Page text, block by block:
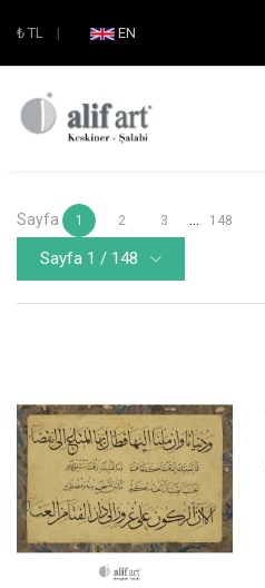
₺ TL | EN
Sayfa 1 2 3 148
Sayfa 1 / 148